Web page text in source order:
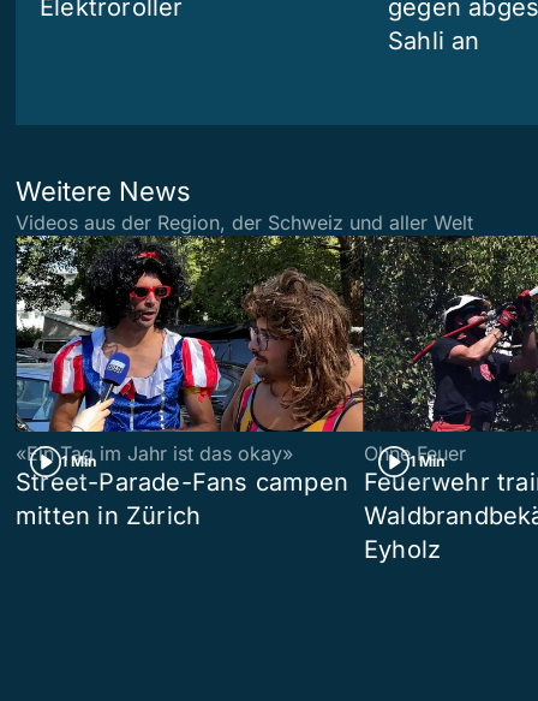
Elektroroller
gegen
Sahli an
Weitere News
Videos aus der Region, der Schweiz und aller Welt
1 Min
«Ein Tag im Jahr ist das okay»
Street-Parade-Fans campen
mitten in Zürich
1 Min
Ohne Feuer
Feuerwehr
Eyholz